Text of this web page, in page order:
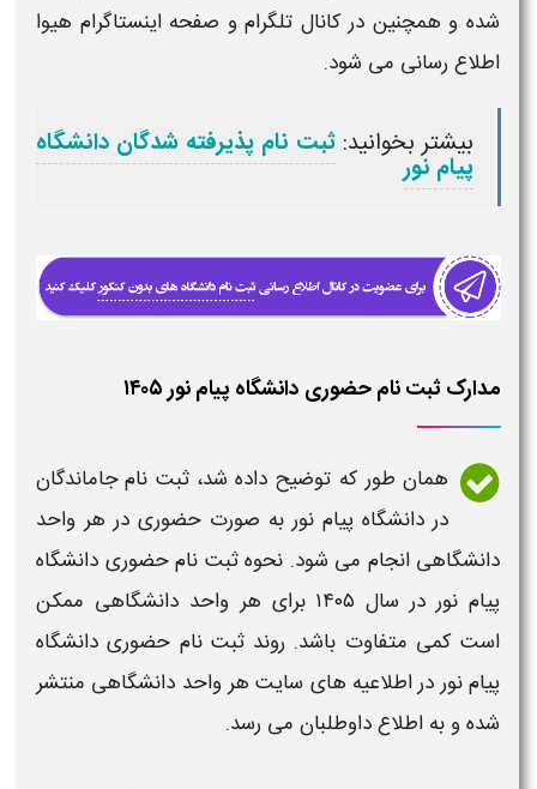
شده و همچنین در کانال تلگرام و صفحه اینستاگرام هیوا
اطلاع رسانی می شود.
بیشتر بخوانید: ثبت نام پذیرفته شدگان دانشگاه
پیام نور
مدارک ثبت نام حضوری دانشگاه پیام نور ۱۴۰۵
همان طور که توضیح داده شد، ثبت نامجاماندگان
در دانشگاه پیام نور به صورت حضوری در هر واحد
دانشگاهیانجام می شود. نحوه ثبت نام حضوری دانشگاه
پیام نوردر سال ۱۴۰۵ برای هر واحددانشگاهی ممکن
است کمی متفاوت باشد. روندثبت نام حضوری دانشگاه
پیام نور در اطلاعیه های سایت هر واحد دانشگاهی منتشر
شده و به اطلاع داوطلبان می رسد.